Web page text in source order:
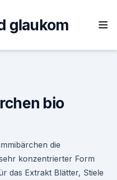
glaukom
bio
die
konzentrierter Form
das Extrakt Blätter, Stiele